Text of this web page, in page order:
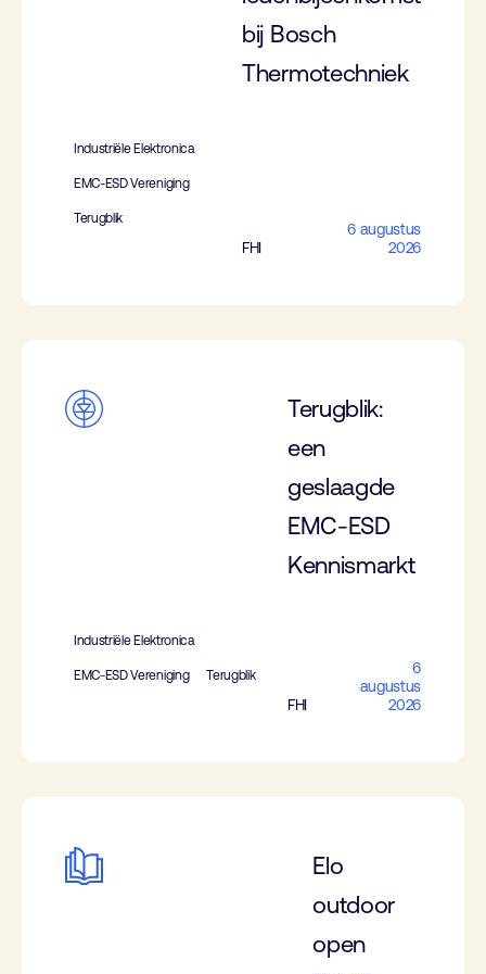
bij Bosch
Thermotechniek
Industriële Elektronica
EMC-ESD Vereniging
Terugblik
FHI
6 augustus
2026
Terugblik:
een
geslaagde
EMC-ESD
Kennismarkt
Industriële Elektronica
EMC-ESD Vereniging Terugblik
FHI
6
augustus
2026
Elo
outdoor
open